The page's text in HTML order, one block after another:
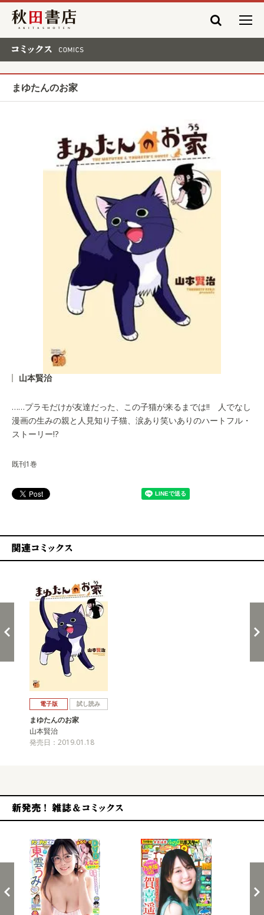
秋田書店
まゆたんのお家
山本賢治
……プラモだけが友達だった、この子猫が来るまでは!! 人でなし
漫画の生みの親と人見知り子猫、涙あり笑いありのハートフル・
ストーリー!?
既刊1巻
電子版 試し読み
まゆたんのお家
山本賢治
発売日：2019.01.18